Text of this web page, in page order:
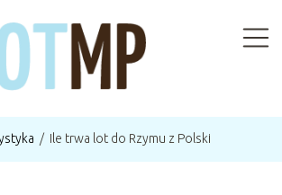
/ Ile trwa lot do Rzymu z Polski